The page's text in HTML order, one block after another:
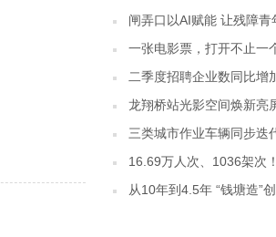
闸弄口以AI赋能 让残障青
一张电影票，打开不止一
二季度招聘企业数同比增
龙翔桥站光影空间焕新亮
三类城市作业车辆同步迭
16.69万人次、1036架次
从10年到4.5年 “钱塘造”创